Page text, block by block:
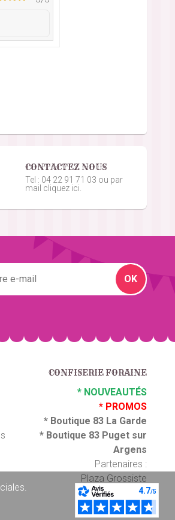
CONTACTEZ NOUS
Tel : 04 22 91 71 03 ou par
mail cliquez ici.
OK
CONFISERIE FORAINE
* NOUVEAUTÉS
* PROMOS
* Boutique 83 La Garde
* Boutique 83 Puget sur
Argens
Partenaires :
Plaza Grossiste